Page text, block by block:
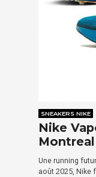
SNEAKERS NIKE
Nike
Montreal
Une running
août 2025, Nike